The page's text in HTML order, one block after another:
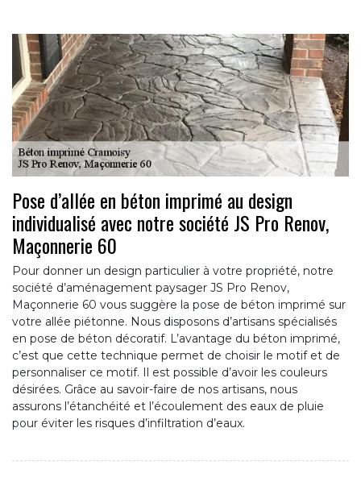
Pose d’allée en béton imprimé au design
individualisé avec notre société JS Pro Renov,
Maçonnerie 60
Pour donner un design particulier à votre propriété, notre
société d’aménagement paysager JS Pro Renov,
Maçonnerie 60 vous suggère la pose de béton imprimé sur
votre allée piétonne. Nous disposons d’artisans spécialisés
en pose de béton décoratif. L’avantage du béton imprimé,
c’est que cette technique permet de choisir le motif et de
personnaliser ce motif. Il est possible d’avoir les couleurs
désirées. Grâce au savoir-faire de nos artisans, nous
assurons l’étanchéité et l’écoulement des eaux de pluie
pour éviter les risques d’infiltration d’eaux.